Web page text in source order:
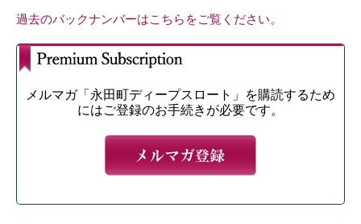
過去のバックナンバーはこちらをご覧ください。
メルマガ「永田町ディープスロート」を購読するため
にはご登録のお手続きが必要です。